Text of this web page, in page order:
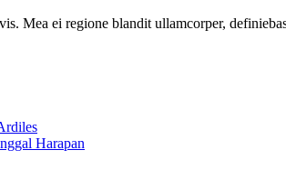
Mea ei regione blandit ullamcorper,
Harapan